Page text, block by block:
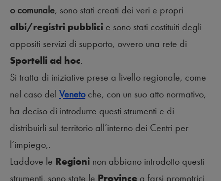
o comunale, sono stati creati dei veri e propri
albi/registri pubblici e sono stati costituiti degli
appositi servizi di supporto, ovvero una rete di
Sportelli ad hoc.
Si tratta di iniziative prese a livello regionale, come
nel caso del Veneto che, con un suo atto normativo,
ha deciso di introdurre questi strumenti e di
distribuirli sul territorio all’interno dei Centri per
l’impiego,.
Laddove le Regioni non abbiano introdotto questi
strumenti, sono state le Province a farsi promotrici